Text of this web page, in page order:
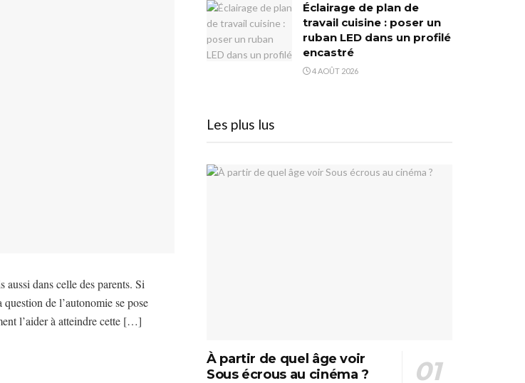
dans celle des parents. Si
de l’autonomie se pose
l’aider à atteindre cette […]
Éclairage de plan de
travail cuisine : poser un
ruban LED dans un profilé
encastré
4 AOÛT 2026
Les plus lus
À partir de quel âge voir
Sous écrous au cinéma ?